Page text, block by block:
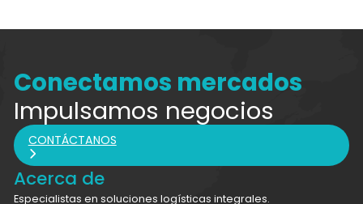
Conectamos mercados
Impulsamos negocios
CONTÁCTANOS
Acerca de
Especialistas en soluciones logísticas integrales.